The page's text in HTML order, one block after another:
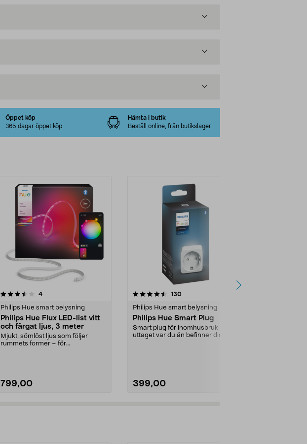
Öppet köp
365 dagar öppet köp
Hämta i butik
Beställ online, från butikslager
4recensioner
Philips Hue smart belysning
Philips Hue Flux LED-list vitt
och färgat ljus, 3 meter
Mjukt, sömlöst ljus som följer
rummets former – för
799,00
4.5 av 5 stjärnor 130recensioner
Philips Hue smart belysning
Philips Hue Smart Plug
Smart plug för inomhusbruk - styr
uttaget var du än befinner dig.
399,00
4.5 av 5 stjärnor